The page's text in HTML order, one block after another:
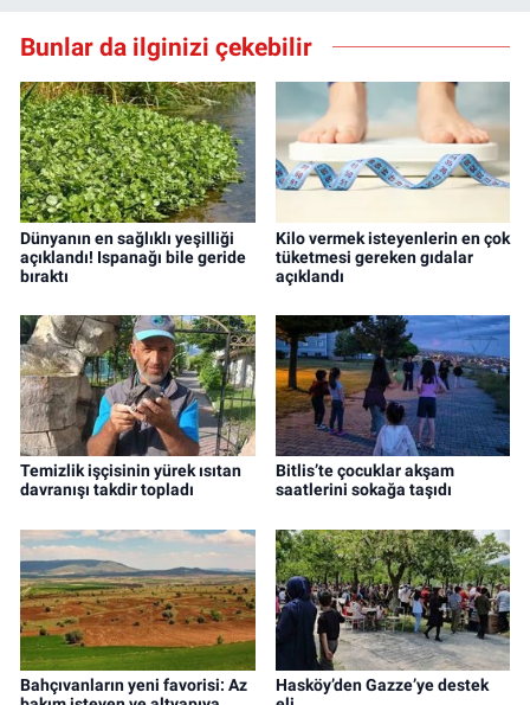
Bunlar da ilginizi çekebilir
Dünyanın en sağlıklı yeşilliği
açıklandı! Ispanağı bile geride
bıraktı
Kilo vermek isteyenlerin en çok
tüketmesi gereken gıdalar
açıklandı
Temizlik işçisinin yürek ısıtan
davranışı takdir topladı
Bitlis’te çocuklar akşam
saatlerini sokağa taşıdı
Bahçıvanların yeni favorisi: Az
Hasköy’den Gazze’ye destek